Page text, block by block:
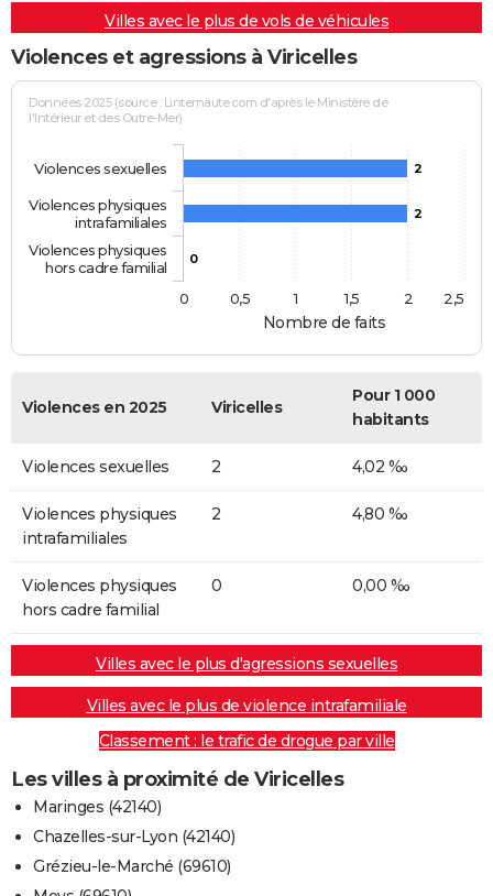
Villes avec le plus de vols de véhicules
Violences et agressions à Viricelles
Nombre de faits
Données 2025 (source : Linternaute.com d'après le Ministère de
l'Intérieur et des Outre-Mer)
2
2
0
Violences sexuelles
Violences physiques
intrafamiliales
Violences physiques
hors cadre familial
0
0,5 1 1,5 2 2,5
Violences en 2025 Viricelles
Pour 1 000
habitants
Violences sexuelles 2 4,02 ‰
Violences physiques
intrafamiliales
2 4,80 ‰
Violences physiques
hors cadre familial
0 0,00 ‰
Villes avec le plus d'agressions sexuelles
Villes avec le plus de violence intrafamiliale
Classement : le trafic de drogue par ville
Les villes à proximité de Viricelles
Maringes (42140)
Chazelles-sur-Lyon (42140)
Grézieu-le-Marché (69610)